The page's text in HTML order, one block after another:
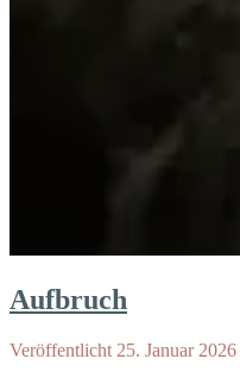
Aufbruch
Veröffentlicht 25. Januar 2026